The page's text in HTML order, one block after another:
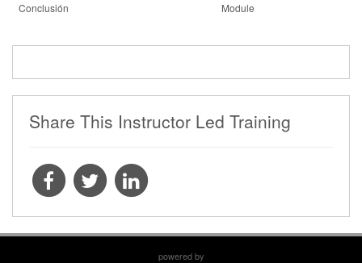
Conclusión
Module
Share This Instructor Led Training
powered by